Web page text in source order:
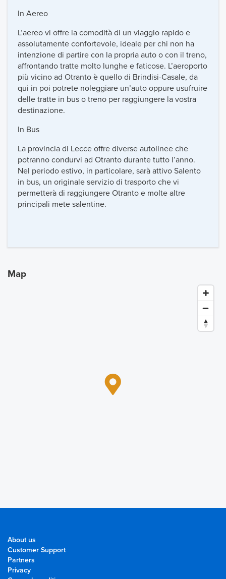
In Aereo
L’aereo vi offre la comodità di un viaggio rapido e
assolutamente confortevole, ideale per chi non ha
intenzione di partire con la propria auto o con il treno,
affrontando tratte molto lunghe e faticose. L’aeroporto
più vicino ad Otranto è quello di Brindisi-Casale, da
qui in poi potrete noleggiare un’auto oppure usufruire
delle tratte in bus o treno per raggiungere la vostra
destinazione.
In Bus
La provincia di Lecce offre diverse autolinee che
potranno condurvi ad Otranto durante tutto l’anno.
Nel periodo estivo, in particolare, sarà attivo Salento
in bus, un originale servizio di trasporto che vi
permetterà di raggiungere Otranto e molte altre
principali mete salentine.
Map
About us
Customer Support
Partners
Privacy